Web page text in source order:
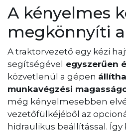
A kényelmes
megkönnyíti
A traktorvezető egy kézi
segítségével egyszerűen
közvetlenül a gépen
munkavégzési
még kényelmesebben
vezetőfülkéjéből az
hidraulikus beállítással.